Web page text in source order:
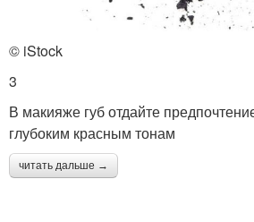
© iStock
3
В макияже губ отдайте
глубоким красным тонам
читать дальше →